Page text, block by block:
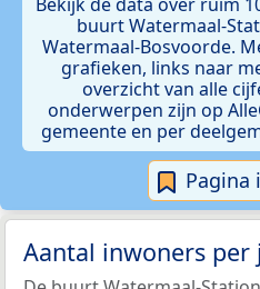
buurt Watermaal-
Watermaal-Bosvoorde.
grafieken, links naar
overzicht van alle
onderwerpen zijn op
gemeente en per
Aantal inwoners per